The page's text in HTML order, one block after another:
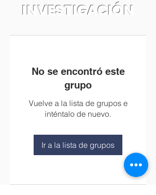
INVESTIGACIÓN
No se encontró este
grupo
Vuelve a la lista de grupos e
inténtalo de nuevo.
Ir a la lista de grupos